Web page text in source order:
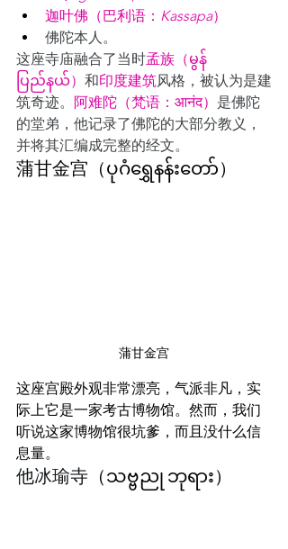
迦叶佛（巴利语： Kassapa）
佛陀本人。
这座寺庙融合了当时孟族（မွန်
ပြည်နယ်） 和印度建筑风格，被认为是建
筑奇迹。 阿难陀（梵语：आनंद） 是佛陀
的堂弟，他记录了佛陀的大部分教义，
并将其汇编成完整的经文。
蒲甘金宫 （ပုဂံရွှေနန်းတော်）
蒲甘金宫
这座宫殿外观非常漂亮，气派非凡，实
际上它是一家考古博物馆。然而，我们
听说这家博物馆很坑爹，而且没什么信
息量。
他冰瑜寺 （သဗ္ဗညု ဘုရား）